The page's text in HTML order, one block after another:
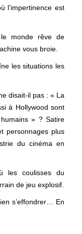
l’impertinence est
le monde rêve de
vous broie.
les situations les
disait-il pas : « La
à Hollywood sont
» ? Satire
personnages plus
du cinéma en
les coulisses du
de jeu explosif.
s’effondrer… En